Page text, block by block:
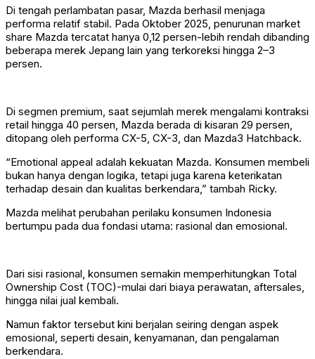
Di tengah perlambatan pasar, Mazda berhasil menjaga
performa relatif stabil. Pada Oktober 2025, penurunan market
share Mazda tercatat hanya 0,12 persen-lebih rendah dibanding
beberapa merek Jepang lain yang terkoreksi hingga 2–3
persen.
Di segmen premium, saat sejumlah merek mengalami kontraksi
retail hingga 40 persen, Mazda berada di kisaran 29 persen,
ditopang oleh performa CX-5, CX-3, dan Mazda3 Hatchback.
“Emotional appeal adalah kekuatan Mazda. Konsumen membeli
bukan hanya dengan logika, tetapi juga karena keterikatan
terhadap desain dan kualitas berkendara,” tambah Ricky.
Mazda melihat perubahan perilaku konsumen Indonesia
bertumpu pada dua fondasi utama: rasional dan emosional.
Dari sisi rasional, konsumen semakin memperhitungkan Total
Ownership Cost (TOC)-mulai dari biaya perawatan, aftersales,
hingga nilai jual kembali.
Namun faktor tersebut kini berjalan seiring dengan aspek
emosional, seperti desain, kenyamanan, dan pengalaman
berkendara.